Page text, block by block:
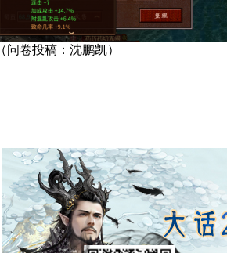
（问卷投稿：沈鹏凯）